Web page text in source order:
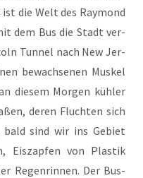
die Welt des Ray­mond
dem Bus die Stadt ver­
Tun­nel nach New Jer­
bewach­se­nen Mus­kel
die­sem Mor­gen küh­ler
deren Fluch­ten sich
bald sind wir ins Gebiet
Eis­zap­fen von Plas­tik
Regen­rin­nen. Der Bus­